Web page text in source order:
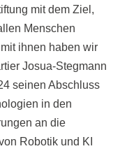
mit dem Ziel,
Menschen
ihnen haben wir
Josua-Stegmann
seinen Abschluss
in den
an die
Robotik und KI